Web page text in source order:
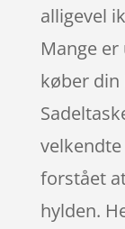
alligevel
Mange
køber din
forstået
hylden.